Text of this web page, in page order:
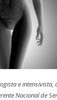
e
Nacional de